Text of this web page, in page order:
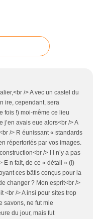
/> A vec un castel du
ire, cependant, sera
fois !) moi-même ce lieu
j’en avais eue alors<br /> A
/> R éunissant « standards
répertoriés par vos images.
/> I l n’y a pas
E n fait, de ce « détail » (!)
ces bâtis conçus pour la
changer ? Mon esprit<br />
<br /> A insi pour sites trop
savons, ne fut mie
du jour, mais fut